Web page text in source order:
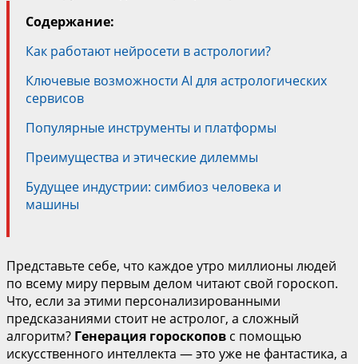
Содержание:
Как работают нейросети в астрологии?
Ключевые возможности AI для астрологических
сервисов
Популярные инструменты и платформы
Преимущества и этические дилеммы
Будущее индустрии: симбиоз человека и
машины
Представьте себе, что каждое утро миллионы людей
по всему миру первым делом читают свой гороскоп.
Что, если за этими персонализированными
предсказаниями стоит не астролог, а сложный
алгоритм? Генерация гороскопов с помощью
искусственного интеллекта — это уже не фантастика, а